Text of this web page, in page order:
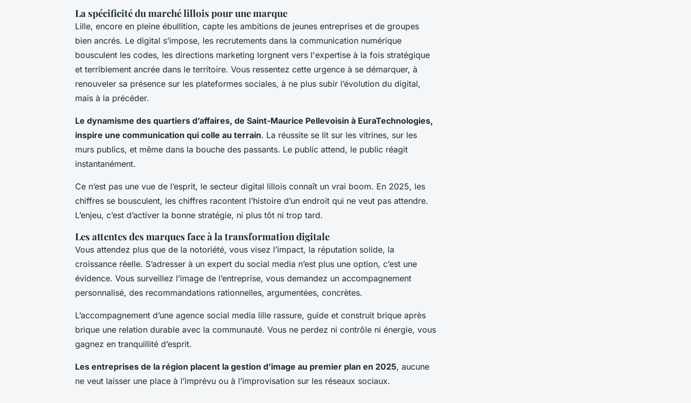
La spécificité du marché lillois pour une marque
Lille, encore en pleine ébullition, capte les ambitions de jeunes entreprises et de groupes
bien ancrés. Le digital s’impose, les recrutements dans la communication numérique
bousculent les codes, les directions marketing lorgnent vers l'expertise à la fois stratégique
et terriblement ancrée dans le territoire. Vous ressentez cette urgence à se démarquer, à
renouveler sa présence sur les plateformes sociales, à ne plus subir l’évolution du digital,
mais à la précéder.
Le dynamisme des quartiers d’affaires, de Saint-Maurice Pellevoisin à EuraTechnologies,
inspire une communication qui colle au terrain. La réussite se lit sur les vitrines, sur les
murs publics, et même dans la bouche des passants. Le public attend, le public réagit
instantanément.
Ce n’est pas une vue de l’esprit, le secteur digital lillois connaît un vrai boom. En 2025, les
chiffres se bousculent, les chiffres racontent l’histoire d’un endroit qui ne veut pas attendre.
L’enjeu, c’est d’activer la bonne stratégie, ni plus tôt ni trop tard.
Les attentes des marques face à la transformation digitale
Vous attendez plus que de la notoriété, vous visez l’impact, la réputation solide, la
croissance réelle. S’adresser à un expert du social media n’est plus une option, c’est une
évidence. Vous surveillez l’image de l’entreprise, vous demandez un accompagnement
personnalisé, des recommandations rationnelles, argumentées, concrètes.
L’accompagnement d’une agence social media lille rassure, guide et construit brique après
brique une relation durable avec la communauté. Vous ne perdez ni contrôle ni énergie, vous
gagnez en tranquillité d’esprit.
Les entreprises de la région placent la gestion d’image au premier plan en 2025, aucune
ne veut laisser une place à l’imprévu ou à l’improvisation sur les réseaux sociaux.